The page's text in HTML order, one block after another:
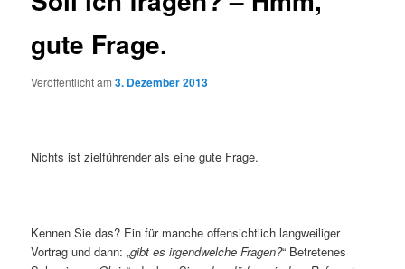
gute Frage.
Veröffentlicht am3. Dezember 2013
Nichts ist zielführender als eine gute Frage.
Kennen Sie das? Ein für manche offensichtlich langweiliger
Vortrag und dann: „gibt es irgendwelche Fragen?“ Betretenes